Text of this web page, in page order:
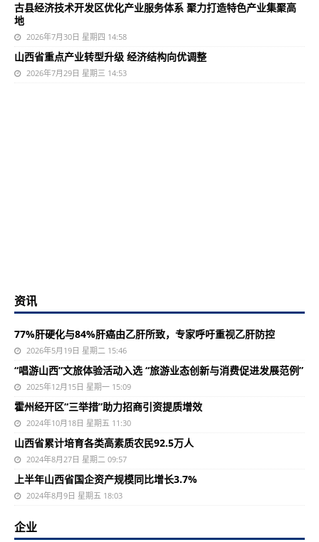
古县经济技术开发区优化产业服务体系 聚力打造特色产业集聚高
地
2026年7月30日 星期四 14:58
山西省重点产业转型升级 经济结构向优调整
2026年7月29日 星期三 14:53
资讯
77%肝硬化与84%肝癌由乙肝所致，专家呼吁重视乙肝防控
2026年5月19日 星期二 15:46
“唱游山西”文旅体验活动入选 “旅游业态创新与消费促进发展范例”
2025年12月15日 星期一 15:09
霍州经开区“三举措”助力招商引资提质增效
2024年10月18日 星期五 11:30
山西省累计培育各类高素质农民92.5万人
2024年8月27日 星期二 09:57
上半年山西省国企资产规模同比增长3.7%
2024年8月9日 星期五 18:03
企业